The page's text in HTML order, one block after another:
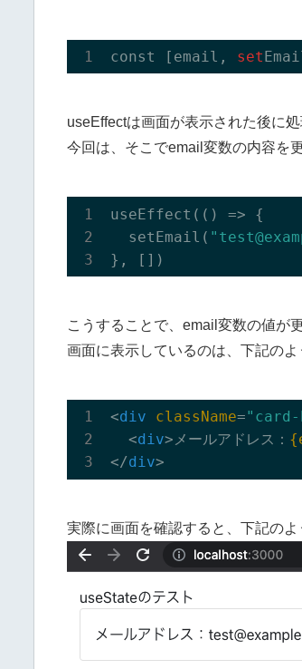
const [email, set
useEffectは画面が表示された後に
今回は、そこでemail変数の内容を
useEffect( () => {
  setEmail(
こうすることで、email変数の値が
画面に表示しているのは、下記の
<div className="card-
<div>メールアドレス：
</div>
実際に画面を確認すると、下記の